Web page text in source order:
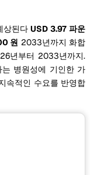
상된다USD 3.97 파운
원 2033년까지 화합
년부터 2033년까지.
병원성에 기인한 가
속적인 수요를 반영합